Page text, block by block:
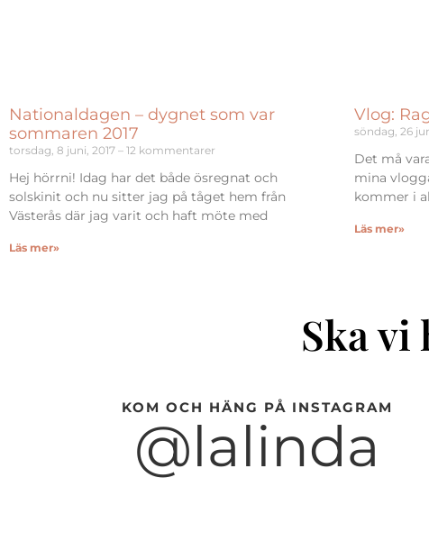
Nationaldagen – dygnet som var
sommaren 2017
torsdag, 8 juni, 2017 12 kommentarer
Hej hörrni! Idag har det både ösregnat och
solskinit och nu sitter jag på tåget hem från
Västerås där jag varit och haft möte med
Läs mer»
Vlog:
söndag, 26
Det må
mina
kommer i
Läs mer»
Ska vi
KOM OCH HÄNG PÅ INSTAGRAM
@lalinda